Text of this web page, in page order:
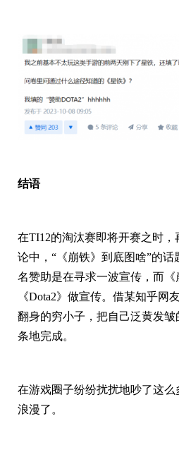
结语
在TI12的淘汰赛即将开赛之时
论中，“《崩铁》到底图啥”的
名赞助是在寻求一波宣传，而《
《Dota2》做宣传。借某知乎网
翻身的穷小子，把自己泛黄发
条地完成。
在游戏圈子纷纷扰扰地吵了这
浪漫了。